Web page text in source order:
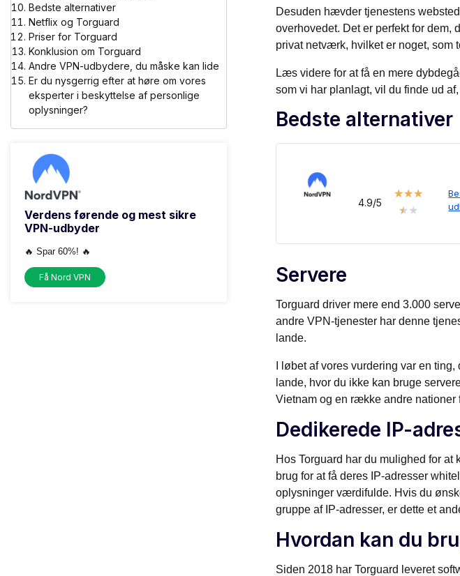
Bedste alternativer
Netflix og Torguard
Priser for Torguard
Konklusion om Torguard
Andre VPN-udbydere, du måske kan lide
Er du nysgerrig efter at høre om vores
eksperter i beskyttelse af personlige
oplysninger?
Verdens førende og mest sikre
VPN-udbyder
🔥 Spar 60%! 🔥
Få Nord VPN
Desuden hævder tjenestens
overhovedet. Det er perfekt for dem,
privat netværk, hvilket er noget, som
Læs videre for at få en mere
som vi har planlagt, vil du finde ud
Bedste alternativer
4.9/5
★★★
★★
Servere
Torguard driver mere end 3.000
andre VPN-tjenester har denne
lande.
I løbet af vores vurdering var en
lande, hvor du ikke kan bruge
Vietnam og en række andre nationer
Dedikerede IP-
Hos Torguard har du mulighed for
brug for at få deres IP-adresser
oplysninger værdifulde. Hvis du
gruppe af IP-adresser, er dette et
Hvordan kan du
Siden 2018 har Torguard leveret